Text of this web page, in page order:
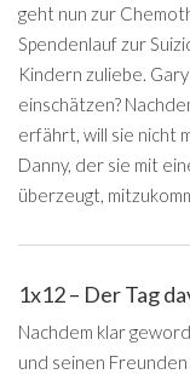
geht nun zur
Spendenlauf zur
Kindern zuliebe.
einschätzen?
erfährt, will sie nicht
Danny, der sie mit
überzeugt,
1x12 – Der Tag
Nachdem klar
und seinen